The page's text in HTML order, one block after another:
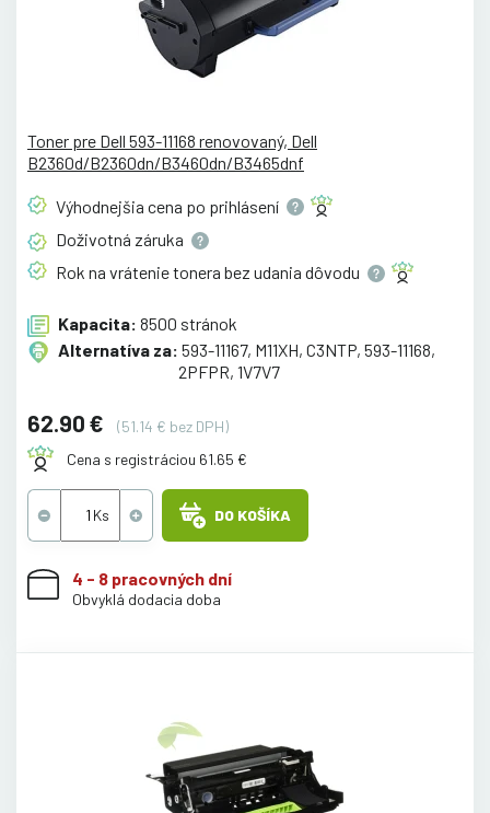
Toner pre Dell 593-11168 renovovaný, Dell
B2360d/B2360dn/B3460dn/B3465dnf
Výhodnejšia cena po prihlásení
Doživotná záruka
Rok na vrátenie tonera bez udania dôvodu
Kapacita: 8500 stránok
Alternatíva za: 593-11167, M11XH, C3NTP, 593-11168,
2PFPR, 1V7V7
62.90 €
(51.14 € bez DPH)
Cena s registráciou 61.65 €
DO KOŠÍKA
4 - 8 pracovných dní
Obvyklá dodacia doba